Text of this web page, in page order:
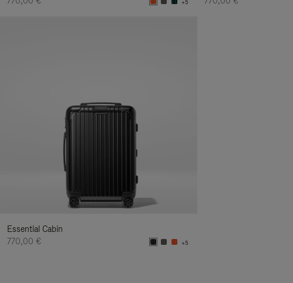
+5
Essential Cabin
770,00 €
+5